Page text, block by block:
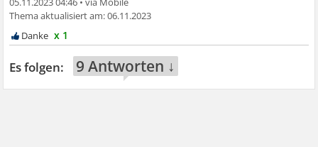
06.11.2023
x 1
9 Antworten ↓